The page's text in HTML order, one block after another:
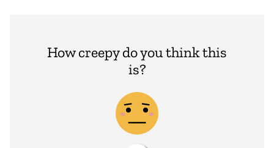
How creepy do you think this
is?